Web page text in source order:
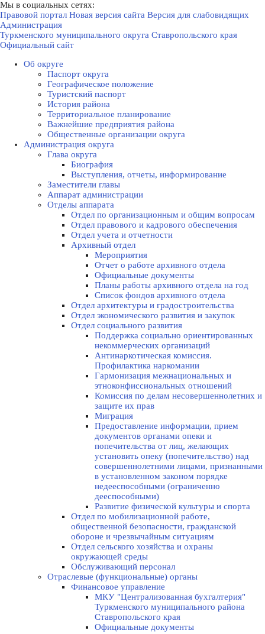
Мы в социальных сетях:
Правовой портал Новая версия сайта Версия для слабовидящих
Администрация
Туркменского муниципального округа Ставропольского края
Официальный сайт
Об округе
Паспорт округа
Географическое положение
Туристский паспорт
История района
Территориальное планирование
Важнейшие предприятия района
Общественные организации округа
Администрация округа
Глава округа
Биография
Выступления, отчеты, информирование
Заместители главы
Аппарат администрации
Отделы аппарата
Отдел по организационным и общим вопросам
Отдел правового и кадрового обеспечения
Отдел учета и отчетности
Архивный отдел
Мероприятия
Отчет о работе архивного отдела
Официальные документы
Планы работы архивного отдела на год
Список фондов архивного отдела
Отдел архитектуры и градостроительства
Отдел экономического развития и закупок
Отдел социального развития
Поддержка социально ориентированных
некоммерческих организаций
Антинаркотическая комиссия.
Профилактика наркомании
Гармонизация межнациональных и
этноконфиссиональных отношений
Комиссия по делам несовершеннолетних и
защите их прав
Миграция
Предоставление информации, прием
документов органами опеки и
попечительства от лиц, желающих
установить опеку (попечительство) над
совершеннолетними лицами, признанными
в установленном законом порядке
недееспособными (ограниченно
дееспособными)
Развитие физической культуры и спорта
Отдел по мобилизационной работе,
общественной безопасности, гражданской
оборонe и чрезвычайным ситуациям
Отдел сельского хозяйства и охраны
окружающей среды
Обслуживающий персонал
Отраслевые (функциональные) органы
Финансовое управление
МКУ "Централизованная бухгалтерия"
Туркменского муниципального района
Ставропольского края
Официальные документы